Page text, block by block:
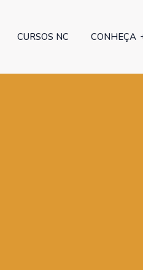
CURSOS NC CONHEÇA